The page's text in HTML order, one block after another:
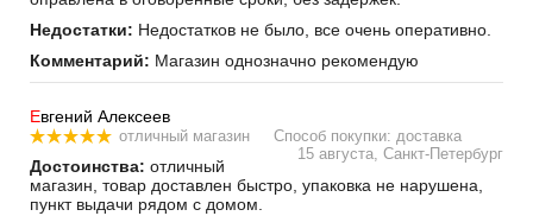
Недостатки: Недостатков не было, все очень оперативно.
Комментарий: Магазин однозначно рекомендую
Евгений Алексеев
отличный магазин
Способ покупки: доставка
15 августа, Санкт-Петербург
Достоинства: отличный
магазин, товар доставлен быстро, упаковка не нарушена,
пункт выдачи рядом с домом.